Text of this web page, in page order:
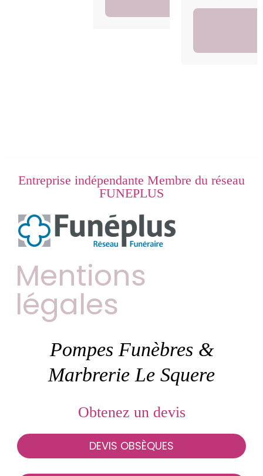
Entreprise indépendante Membre du réseau
FUNEPLUS
Mentions
légales
Pompes Funèbres &
Marbrerie Le Squere
Obtenez un devis
DEVIS OBSÈQUES